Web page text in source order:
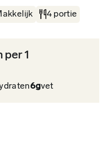
4 portie
1
6gvet